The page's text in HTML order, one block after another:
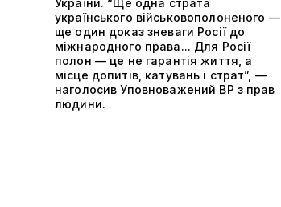
українського військовополоненого —
ще один доказ зневаги Росії до
міжнародного права... Для Росії
полон — це не гарантія життя, а
місце допитів, катувань і страт”, —
наголосив Уповноважений ВР з прав
людини.